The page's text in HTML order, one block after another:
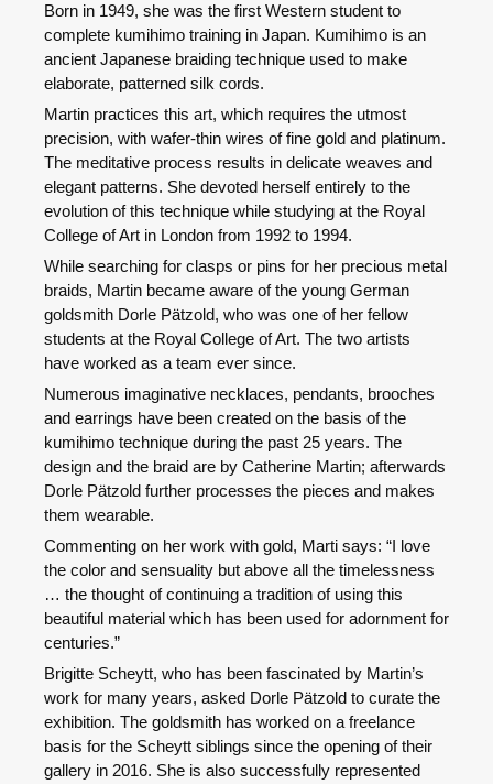
Born in 1949, she was the first Western student to
complete kumihimo training in Japan. Kumihimo is an
ancient Japanese braiding technique used to make
elaborate, patterned silk cords.
Martin practices this art, which requires the utmost
precision, with wafer-thin wires of fine gold and platinum.
The meditative process results in delicate weaves and
elegant patterns. She devoted herself entirely to the
evolution of this technique while studying at the Royal
College of Art in London from 1992 to 1994.
While searching for clasps or pins for her precious metal
braids, Martin became aware of the young German
goldsmith Dorle Pätzold, who was one of her fellow
students at the Royal College of Art. The two artists
have worked as a team ever since.
Numerous imaginative necklaces, pendants, brooches
and earrings have been created on the basis of the
kumihimo technique during the past 25 years. The
design and the braid are by Catherine Martin; afterwards
Dorle Pätzold further processes the pieces and makes
them wearable.
Commenting on her work with gold, Marti says: “I love
the color and sensuality but above all the timelessness
… the thought of continuing a tradition of using this
beautiful material which has been used for adornment for
centuries.”
Brigitte Scheytt, who has been fascinated by Martin’s
work for many years, asked Dorle Pätzold to curate the
exhibition. The goldsmith has worked on a freelance
basis for the Scheytt siblings since the opening of their
gallery in 2016. She is also successfully represented